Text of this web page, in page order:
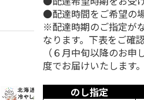
●配達時間をご希望の
※配達時期のご指定が
なります。下表をご確
（６月中旬以降のお
度でお届けいたします。
のし指定